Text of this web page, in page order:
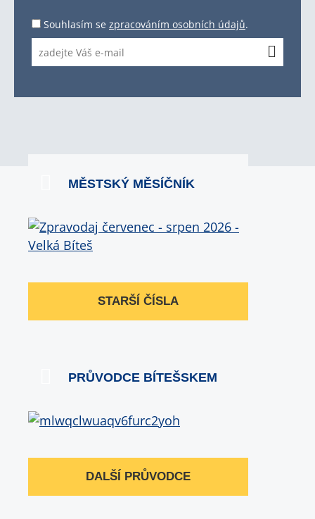
Souhlasím se zpracováním osobních údajů.
MĚSTSKÝ MĚSÍČNÍK
STARŠÍ ČÍSLA
PRŮVODCE BÍTEŠSKEM
DALŠÍ PRŮVODCE